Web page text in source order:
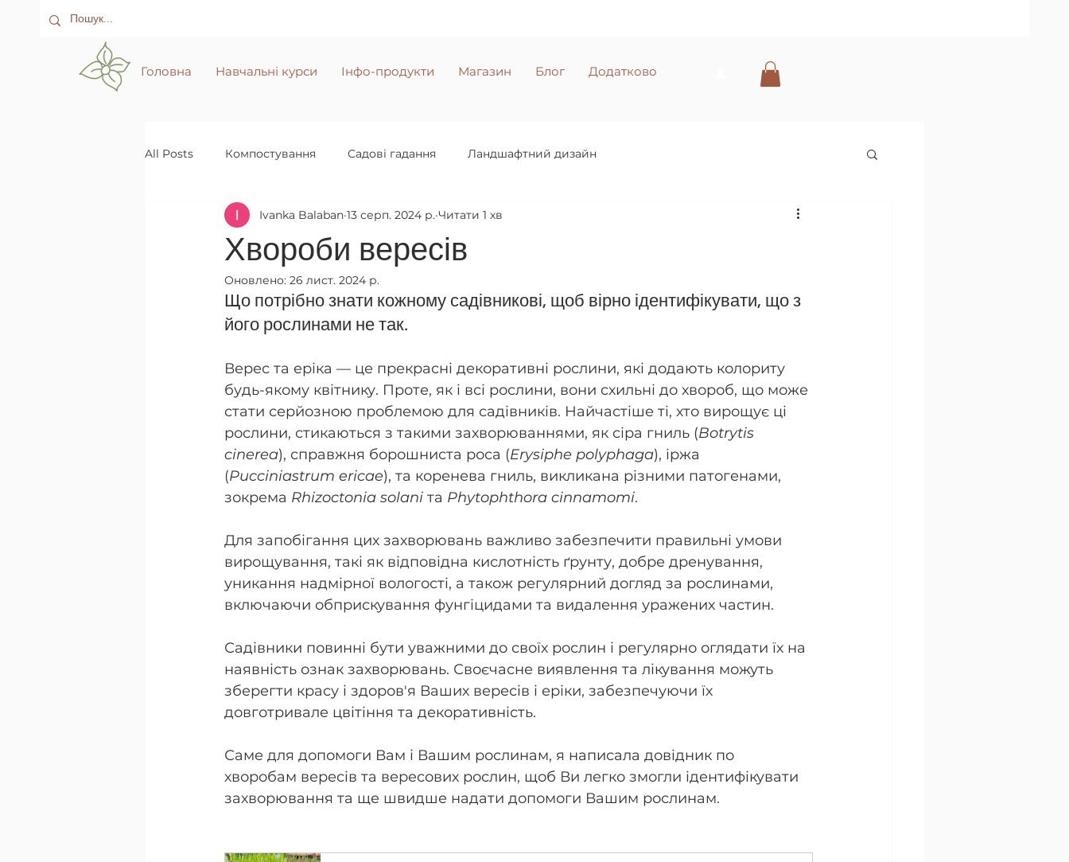
Головна Навчальні курси Інфо-продукти Магазин Блог Додатково
All Posts Компостування Садові гадання Ландшафтний дизайн
Хвороби вересів
Ivanka Balaban 13 серп. 2024 р. Читати 1 хв
Оновлено: 26 лист. 2024 р.
Що потрібно знати кожному садівникові, щоб вірно ідентифікувати, що з
його рослинами не так.
Верес та еріка — це прекрасні декоративні рослини, які додають колориту
будь-якому квітнику. Проте, як і всі рослини, вони схильні до хвороб, що може
стати серйозною проблемою для садівників. Найчастіше ті, хто вирощує ці
рослини, стикаються з такими захворюваннями, як сіра гниль (Botrytis
cinerea), справжня борошниста роса (Erysiphe polyphaga), іржа
(Pucciniastrum ericae), та коренева гниль, викликана різними патогенами,
зокрема Rhizoctonia solani та Phytophthora cinnamomi.
Для запобігання цих захворювань важливо забезпечити правильні умови
вирощування, такі як відповідна кислотність ґрунту, добре дренування,
уникання надмірної вологості, а також регулярний догляд за рослинами,
включаючи обприскування фунгіцидами та видалення уражених частин.
Садівники повинні бути уважними до своїх рослин і регулярно оглядати їх на
наявність ознак захворювань. Своєчасне виявлення та лікування можуть
зберегти красу і здоров'я Ваших вересів і еріки, забезпечуючи їх
довготривале цвітіння та декоративність.
Саме для допомоги Вам і Вашим рослинам, я написала довідник по
хворобам вересів та вересових рослин, щоб Ви легко змогли ідентифікувати
захворювання та ще швидше надати допомоги Вашим рослинам.